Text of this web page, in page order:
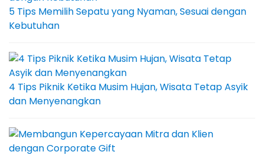
5 Tips Memilih Sepatu yang Nyaman, Sesuai dengan
Kebutuhan
4 Tips Piknik Ketika Musim Hujan, Wisata Tetap Asyik
dan Menyenangkan